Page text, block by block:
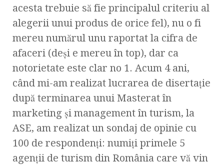
acesta trebuie să fie principalul criteriu al
alegerii unui produs de orice fel), nu o fi
mereu numărul unu raportat la cifra de
afaceri (deşi e mereu în top), dar ca
notorietate este clar no 1. Acum 4 ani,
când mi-am realizat lucrarea de disertaţie
după terminarea unui Masterat în
marketing şi management în turism, la
ASE, am realizat un sondaj de opinie cu
100 de respondenţi: numiţi primele 5
agenţii de turism din România care vă vin